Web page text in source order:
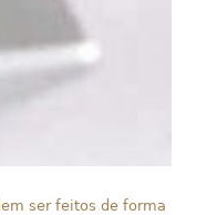
ser feitos de forma